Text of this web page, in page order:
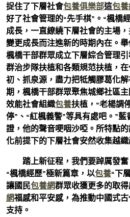
捉住了下層社會包養俱樂部這包養
好了社會管理的“先手棋”。“楓橋
成長，一直繚繞下層社會的主場
變更成長而注進新的時期內在。
楓橋干部群眾成立下層綜合管理
群治步隊扶植和各類規范扶植，
初、抓泉源，盡力把牴觸膠葛化
期，楓橋干部群眾聚焦城鄉社區
效能社會組織包養扶植，“老楊調
停”、“紅楓義警”等具有處吧。”
證，他的聲音哽咽沙啞。所特點
化前提下的下層社會安然收集越織
踏上新征程，我們要踔厲發
“楓橋經歷”極新篇章，以包養“下
讓國民包養網群眾收獲更多的取得
網福感和平安感，為推動中國式
支持。